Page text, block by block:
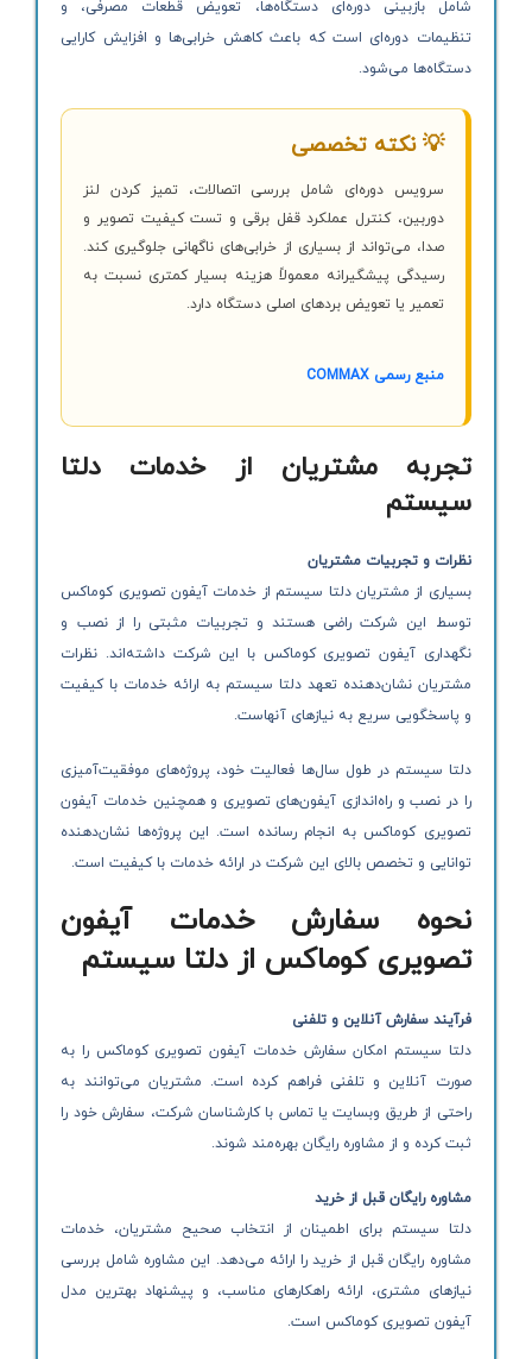
شامل بازبینی دوره‌ای دستگاه‌ها، تعویض قطعات مصرفی، و
تنظیمات دوره‌ای است که باعث کاهش خرابی‌ها و افزایش کارایی
دستگاه‌ها می‌شود.
💡 نکته تخصصی
سرویس دوره‌ای شامل بررسی اتصالات، تمیز کردن لنز
دوربین، کنترل عملکرد قفل برقی و تست کیفیت تصویر و
صدا، می‌تواند از بسیاری از خرابی‌های ناگهانی جلوگیری کند.
رسیدگی پیشگیرانه معمولاً هزینه بسیار کمتری نسبت به
تعمیر یا تعویض بردهای اصلی دستگاه دارد.
منبع رسمی COMMAX
تجربه مشتریان از خدمات دلتا
سیستم
نظرات و تجربیات مشتریان
بسیاری از مشتریان دلتا سیستم از خدمات آیفون تصویری کوماکس
توسط این شرکت راضی هستند و تجربیات مثبتی را از نصب و
نگهداری آیفون تصویری کوماکس با این شرکت داشته‌اند. نظرات
مشتریان نشان‌دهنده تعهد دلتا سیستم به ارائه خدمات با کیفیت
و پاسخگویی سریع به نیازهای آنهاست.
دلتا سیستم در طول سال‌ها فعالیت خود، پروژه‌های موفقیت‌آمیزی
را در نصب و راه‌اندازی آیفون‌های تصویری و همچنین خدمات آیفون
تصویری کوماکس به انجام رسانده است. این پروژه‌ها نشان‌دهنده
توانایی و تخصص بالای این شرکت در ارائه خدمات با کیفیت است.
نحوه سفارش خدمات آیفون
تصویری کوماکس از دلتا سیستم
فرآیند سفارش آنلاین و تلفنی
دلتا سیستم امکان سفارش خدمات آیفون تصویری کوماکس را به
صورت آنلاین و تلفنی فراهم کرده است. مشتریان می‌توانند به
راحتی از طریق وبسایت یا تماس با کارشناسان شرکت، سفارش خود را
ثبت کرده و از مشاوره رایگان بهره‌مند شوند.
مشاوره رایگان قبل از خرید
دلتا سیستم برای اطمینان از انتخاب صحیح مشتریان، خدمات
مشاوره رایگان قبل از خرید را ارائه می‌دهد. این مشاوره شامل بررسی
نیازهای مشتری، ارائه راهکارهای مناسب، و پیشنهاد بهترین مدل
آیفون تصویری کوماکس است.